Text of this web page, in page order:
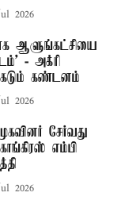
2026
ஆளுங்கட்சியை
- அக்ரி
கடும் கண்டனம்
2026
சேர்வது
எம்பி
2026